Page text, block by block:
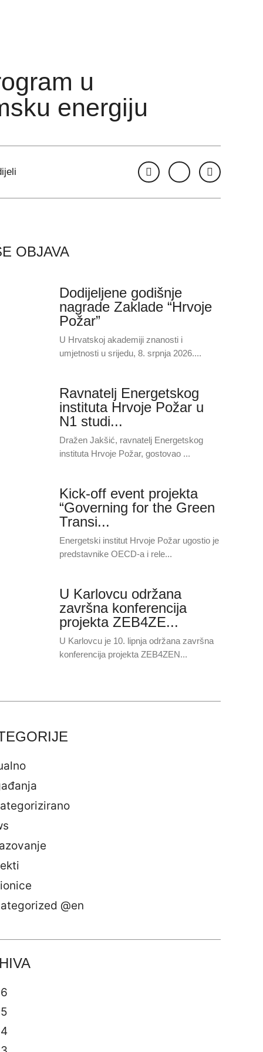
u
energiju
OBJAVA
Dodijeljene godišnje
nagrade Zaklade “Hrvoje
Požar”
U Hrvatskoj akademiji znanosti i
umjetnosti u srijedu, 8. srpnja 2026....
Ravnatelj Energetskog
instituta Hrvoje Požar u
N1 studi...
Dražen Jakšić, ravnatelj Energetskog
instituta Hrvoje Požar, gostovao ...
Kick-off event projekta
“Governing for the Green
Transi...
Energetski institut Hrvoje Požar ugostio je
predstavnike OECD-a i rele...
U Karlovcu održana
završna konferencija
projekta ZEB4ZE...
U Karlovcu je 10. lipnja održana završna
konferencija projekta ZEB4ZEN...
@en